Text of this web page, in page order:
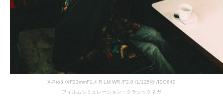
X-Pro3 /XF23mmF1.4 R LM WR /F2.0 /1/125秒 /ISO640
フィルムシミュレーション：クラシックネガ